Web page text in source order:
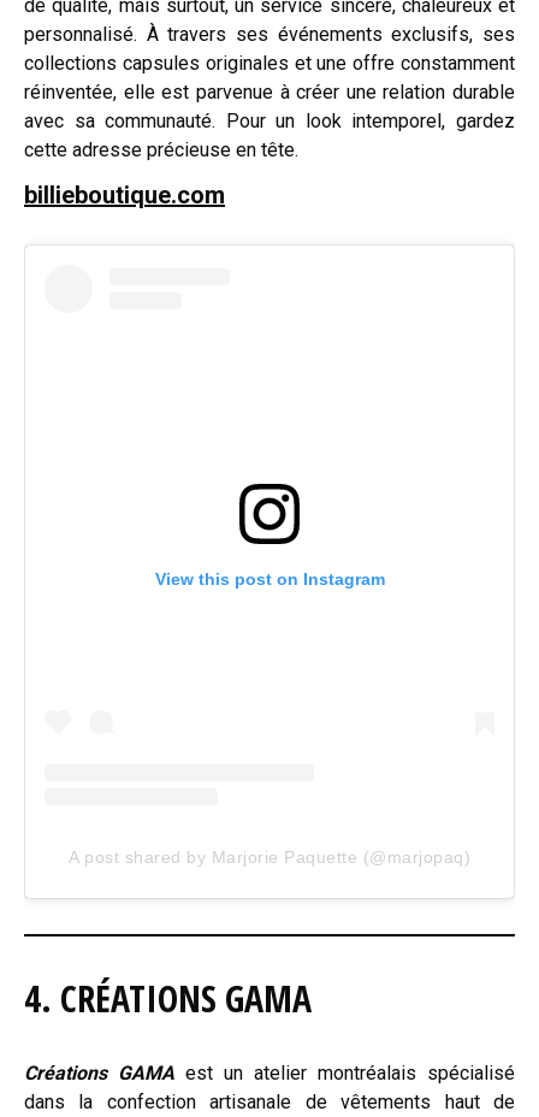
de qualité, mais surtout, un service sincère, chaleureux et
personnalisé. À travers ses événements exclusifs, ses
collections capsules originales et une offre constamment
réinventée, elle est parvenue à créer une relation durable
avec sa communauté. Pour un look intemporel, gardez
cette adresse précieuse en tête.
billieboutique.com
View this post on Instagram
A post shared by Marjorie Paquette (@marjopaq)
4. CRÉATIONS GAMA
Créations GAMA est un atelier montréalais spécialisé
dans la confection artisanale de vêtements haut de